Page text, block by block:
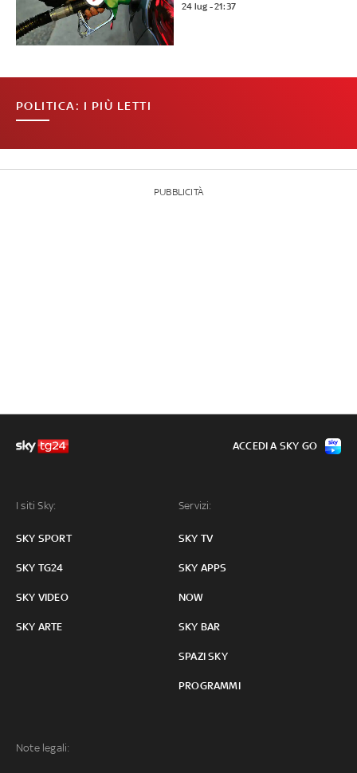
24 lug - 21:37
POLITICA: I PIÙ LETTI
PUBBLICITÀ
I siti Sky:
SKY SPORT
SKY TG24
SKY VIDEO
SKY ARTE
Servizi:
SKY TV
SKY APPS
NOW
SKY BAR
SPAZI SKY
PROGRAMMI
Note legali:
ACCEDI A SKY GO